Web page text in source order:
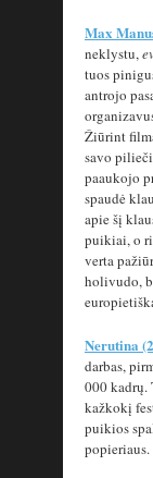
Max
neklystu,
tuos
antrojo
Žiūrint
savo
paaukojo
spaudė
apie šį
puikiai, o
verta
holivudo,
Nerutina
darbas,
000 kadrų.
kažkokį
puikios